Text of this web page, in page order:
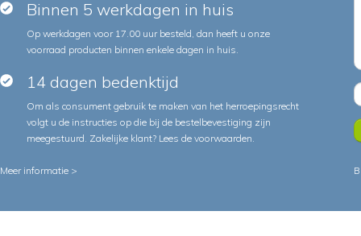
Binnen 5 werkdagen in huis
Op werkdagen voor 17.00 uur besteld, dan heeft u onze
voorraad producten binnen enkele dagen in huis.
14 dagen bedenktijd
Om als consument gebruik te maken van het herroepingsrecht
volgt u de instructies op die bij de bestelbevestiging zijn
meegestuurd. Zakelijke klant? Lees de voorwaarden.
Meer informatie >